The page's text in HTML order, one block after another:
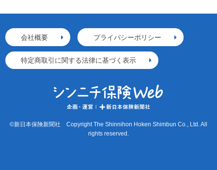
会社概要 プライバシーポリシー
特定商取引に関する法律に基づく表示
©新日本保険新聞社 Copyright The Shinnihon Hoken Shimbun Co., Ltd. All
rights reserved.